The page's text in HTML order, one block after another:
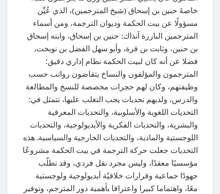
خاصةَ حنين بن إسحاق (شيخ المترجمين)، الذي عُيِّن
مسؤولًا عن بيت الحكمة وديوان الترجمة، ومن أسماء
المترجمين البارزة آنذاك: حنين بن إسحاق، وابنه إسحاق
بن حنين، وثابت بن قرة، وأبو سهل الفضل بن نوبخت،
فضلا عن أنه كان لبيت الحكمة نظام إداري دقيق؛
المترجمون والمؤلفون والنساخ يتقاضون رواتب حسب
وظيفتهم، وكان لهم حجرات مخصصة للنسخ والمطالعة
والدرس، ولديهم تحديات يجب التغلب عليها، تتمثل في:
التحديات اللغوية والأسلوبية، والتحديات المعرفية
والبشرية، والتحديات الفكرية والأيديولوجية، والتحديات
اللوجستية والمادية، والتحديات الخارجية والسياسية. هذه
التحديات جعلت حركة الترجمة في بيت الحكمة مشروعًا
مؤسسيًا معقدًا، وليس مجرد نقل فردي، وقد تطلّب
جهودًا جماعية وقرارات خلافيّة أيديولوجية ولوجستية
معًا، واهتماما كبيرا واعترافا بأهمية دور المترجم، وتوفير